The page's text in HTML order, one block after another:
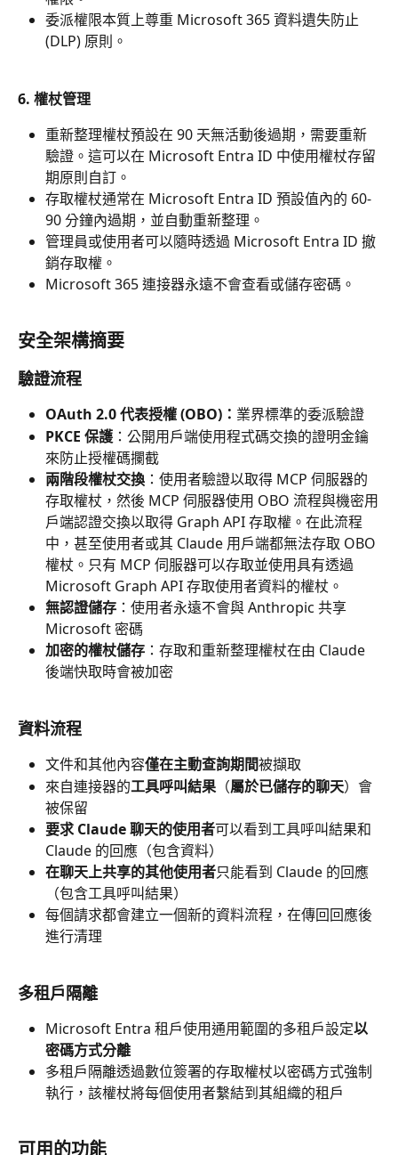
委派權限本質上尊重 Microsoft 365 資料遺失防止
(DLP) 原則。
6. 權杖管理
重新整理權杖預設在 90 天無活動後過期，需要重新
驗證。這可以在 Microsoft Entra ID 中使用權杖存留
期原則自訂。
存取權杖通常在 Microsoft Entra ID 預設值內的 60-
90 分鐘內過期，並自動重新整理。
管理員或使用者可以隨時透過 Microsoft Entra ID 撤
銷存取權。
Microsoft 365 連接器永遠不會查看或儲存密碼。
安全架構摘要
驗證流程
OAuth 2.0 代表授權 (OBO)： 業界標準的委派驗證
PKCE 保護 ：公開用戶端使用程式碼交換的證明金鑰
來防止授權碼攔截
兩階段權杖交換 ：使用者驗證以取得 MCP 伺服器的
存取權杖，然後 MCP 伺服器使用 OBO 流程與機密用
戶端認證交換以取得 Graph API 存取權。在此流程
中，甚至使用者或其 Claude 用戶端都無法存取 OBO
權杖。只有 MCP 伺服器可以存取並使用具有透過
Microsoft Graph API 存取使用者資料的權杖。
無認證儲存 ：使用者永遠不會與 Anthropic 共享
Microsoft 密碼
加密的權杖儲存 ：存取和重新整理權杖在由 Claude
後端快取時會被加密
資料流程
文件和其他內容僅在主動查詢期間被擷取
來自連接器的工具呼叫結果 （屬於已儲存的聊天）會
被保留
要求 Claude 聊天的使用者可以看到工具呼叫結果和
Claude 的回應（包含資料）
在聊天上共享的其他使用者只能看到 Claude 的回應
（包含工具呼叫結果）
每個請求都會建立一個新的資料流程，在傳回回應後
進行清理
多租戶隔離
Microsoft Entra 租戶使用通用範圍的多租戶設定以
密碼方式分離
多租戶隔離透過數位簽署的存取權杖以密碼方式強制
執行，該權杖將每個使用者繫結到其組織的租戶
可用的功能